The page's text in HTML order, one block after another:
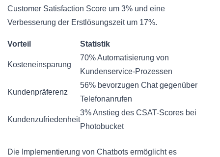
Customer Satisfaction Score um 3% und eine
Verbesserung der Erstlösungszeit um 17%.
Vorteil Statistik
Kosteneinsparung
70% Automatisierung von
Kundenservice-Prozessen
Kundenpräferenz
56% bevorzugen Chat gegenüber
Telefonanrufen
Kundenzufriedenheit
3% Anstieg des CSAT-Scores bei
Photobucket
Die Implementierung von Chatbots ermöglicht es